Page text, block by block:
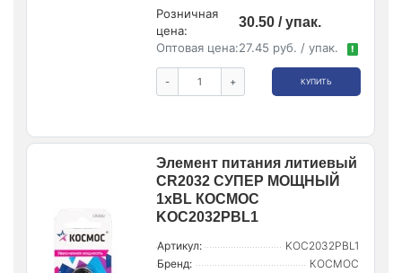
Розничная
цена:
30.50 / упак.
Оптовая цена:27.45 руб. / упак. !
- + КУПИТЬ
Элемент питания литиевый
CR2032 СУПЕР МОЩНЫЙ
1хBL КОСМОС
KOC2032PBL1
Артикул:
KOC2032PBL1
Бренд:
КОСМОС